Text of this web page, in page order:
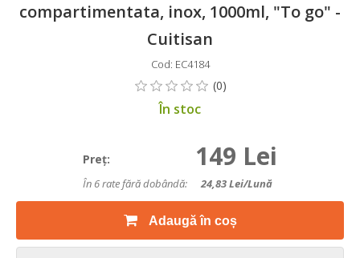
compartimentata, inox, 1000ml, "To go" -
Cuitisan
Cod: EC4184
În stoc
Preţ: 149 Lei
În 6 rate fără dobândă: 24,83Lei/lună
Adaugă în coș